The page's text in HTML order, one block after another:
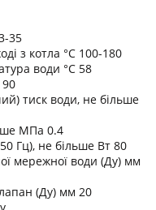
35
з котла °C 100-180
води °C 58
тиск води, не більше
МПа 0.4
Гц), не більше Вт 80
мережної води (Ду) мм
(Ду) мм 20